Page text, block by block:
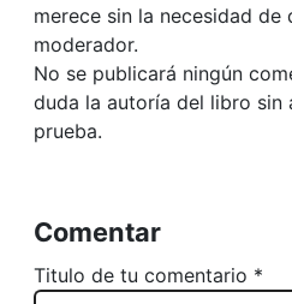
merece sin la necesidad de
moderador.
No se publicará ningún
duda la autoría del libro sin
prueba.
Comentar
Titulo de tu comentario *